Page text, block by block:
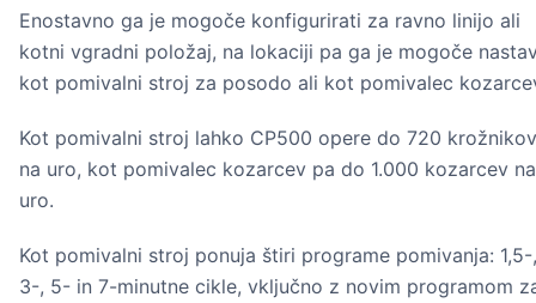
Enostavno ga je mogoče konfigurirati za ravno linijo ali
kotni vgradni položaj, na lokaciji pa ga je mogoče
kot pomivalni stroj za posodo ali kot pomivalec
Kot pomivalni stroj lahko CP500 opere do 720 krožnikov
na uro, kot pomivalec kozarcev pa do 1.000 kozarcev na
uro.
Kot pomivalni stroj ponuja štiri programe pomivanja: 1,5-,
3-, 5- in 7-minutne cikle, vključno z novim programom